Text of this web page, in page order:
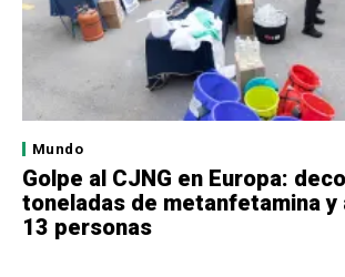
Mundo
Golpe al CJNG en Europa:
toneladas de metanfetamina y
13 personas